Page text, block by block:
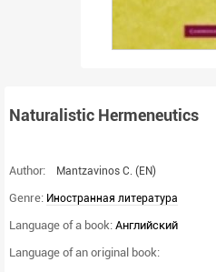
Naturalistic Hermeneutics
Author: Mantzavinos C. (EN)
Genre: Иностранная литература
Language of a book: Английский
Language of an original book: